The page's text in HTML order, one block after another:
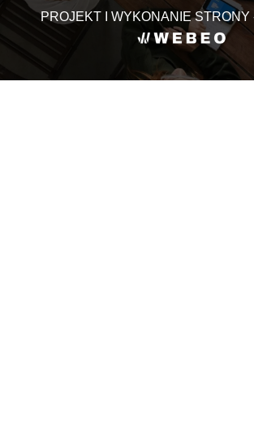
PROJEKT I WYKONANIE STRONY